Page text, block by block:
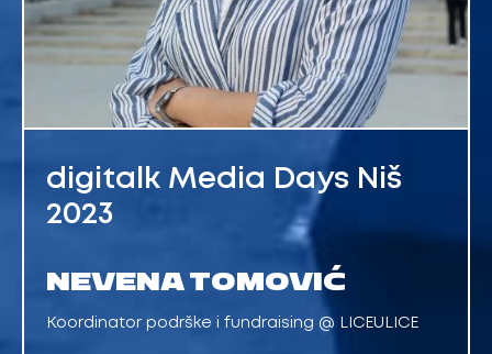
digitalk Media Days Niš
2023
NEVENA TOMOVIĆ
Koordinator podrške i fundraising @ LICEULICE